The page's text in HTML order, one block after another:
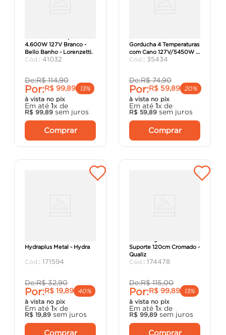
4.600W 127V Branco -
Bello Banho - Lorenzetti.
: 41032
De:R$ 114,90
Por:R$ 99,89
13%
à vista no pix
Em até 1x de
R$ 99,89 sem juros
Comprar
Gorducha 4 Temperaturas
com Cano 127V/5450W -
Hydra: 35434
De:R$ 74,90
Por:R$ 59,89
20%
à vista no pix
Em até 1x de
R$ 59,89 sem juros
Comprar
Hydraplus Metal - Hydra
: 171594
De:R$ 32,90
Por:R$ 19,89
40%
à vista no pix
Em até 1x de
R$ 19,89 sem juros
Comprar
Suporte 120cm Cromado -
Qualiz
: 174478
De:R$ 115,00
Por:R$ 99,89
13%
à vista no pix
Em até 1x de
R$ 99,89 sem juros
Comprar